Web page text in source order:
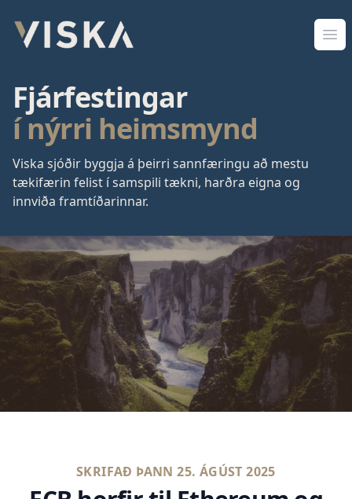
Viska Sjóðir
Fjárfestingar
í nýrri heimsmynd
Viska sjóðir byggja á þeirri sannfæringu að mestu
tækifærin felist í samspili tækni, harðra eigna og
innviða framtíðarinnar.
SKRIFAÐ ÞANN25. ÁGÚST 2025